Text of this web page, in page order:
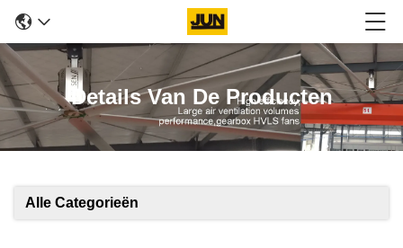
Details Van De Producten
Alle Categorieën